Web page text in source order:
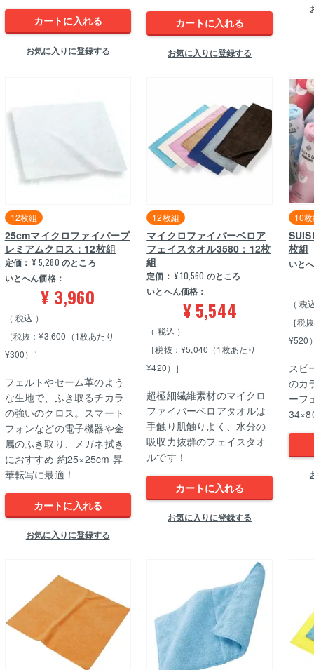
カートに入れる
お気に入りに登録する
カートに入れる
お気に入りに登録する
12枚組
25cmマイクロファイバープ
レミアムクロス：12枚組
定価： ¥ 5,280 のところ
いとへん価格：
¥ 3,960
税込
［税抜：¥3,600（1枚あたり
¥300）］
フェルトやセーム革のよう
な生地で、ふき取るチカラ
の強いのクロス。スマート
フォンなどの電子機器や金
属のふき取り、メガネ拭き
におすすめ 約25×25cm 昇
華転写に最適！
カートに入れる
お気に入りに登録する
12枚組
マイクロファイバーベロア
フェイスタオル3580：12枚
組
定価： ¥ 10,560 のところ
いとへん価格：
¥ 5,544
税込
［税抜：¥5,040（1枚あたり
¥420）］
超極細繊維素材のマイクロ
ファイバーベロアタオルは
手触り肌触りよく、水分の
吸収力抜群のフェイスタオ
ルです！
カートに入れる
お気に入りに登録する
10
枚組
いと
税
［税
¥520
スピ
のカ
ーフ